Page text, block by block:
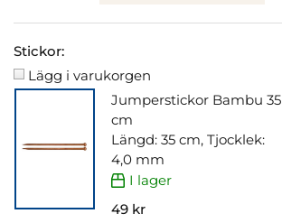
Stickor:
Lägg i varukorgen
Jumperstickor Bambu 35
cm
Längd: 35 cm, Tjocklek:
4,0 mm
I lager
49 kr